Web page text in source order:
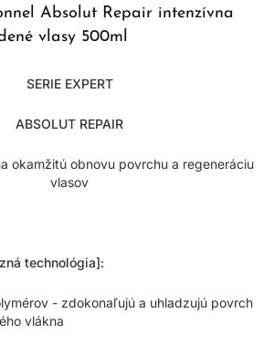
Absolut Repair intenzívna
vlasy 500ml
SERIE EXPERT
ABSOLUT REPAIR
okamžitú obnovu povrchu a regeneráciu
vlasov
technológia]:
- zdokonaľujú a uhladzujú povrch
vlákna